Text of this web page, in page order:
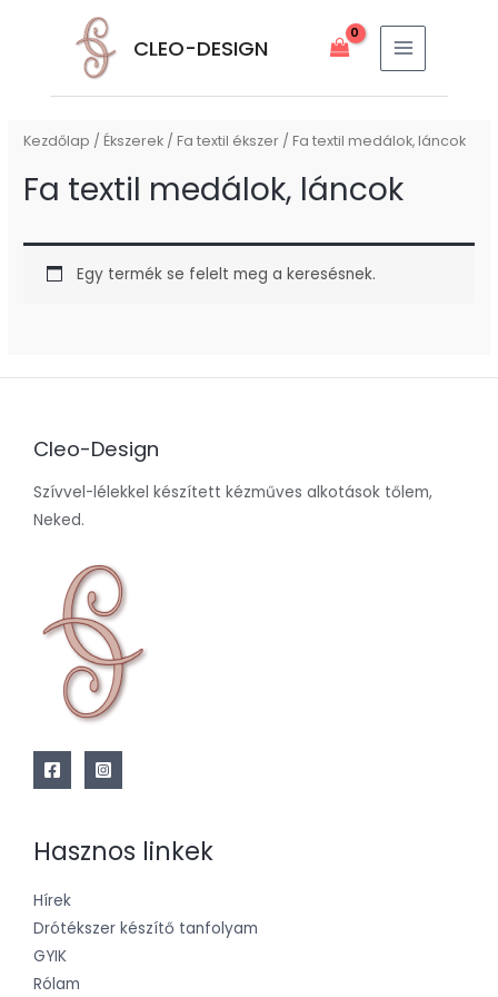
CLEO-DESIGN
MAIN
MENU
Kezdőlap / Ékszerek / Fa textil ékszer / Fa textil medálok, láncok
Fa textil medálok, láncok
Egy termék se felelt meg a keresésnek.
Cleo-Design
Szívvel-lélekkel készített kézműves alkotások tőlem,
Neked.
Hasznos linkek
Hírek
Drótékszer készítő tanfolyam
GYIK
Rólam